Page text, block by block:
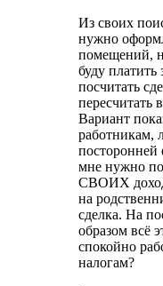
Из своих
нужно
помещений,
буду платить
посчитать
пересчитать
Вариант
работникам,
посторонней
мне нужно
СВОИХ
на
сделка. На
образом всё
спокойно
налогам?